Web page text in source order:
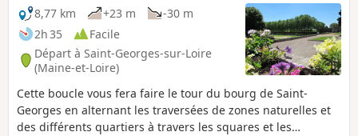
8,77 km
+23 m
-30 m
2h 35
Facile
Départ à Saint-Georges-sur-Loire
(Maine-et-Loire)
Cette boucle vous fera faire le tour du bourg de Saint-
Georges en alternant les traversées de zones naturelles et
des différents quartiers à travers les squares et les